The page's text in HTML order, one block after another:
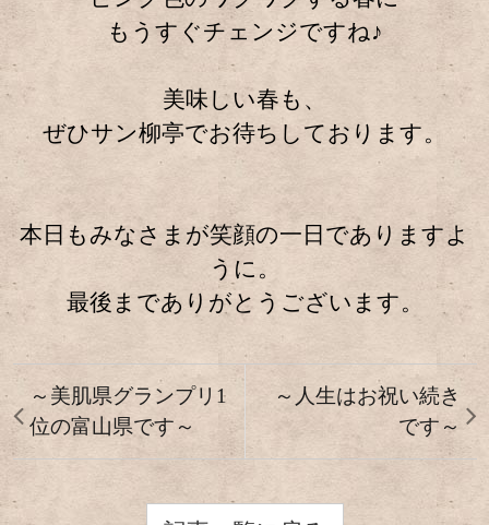
もうすぐチェンジですね♪
美味しい春も、
ぜひサン柳亭でお待ちしております。
本日もみなさまが笑顔の一日でありますよ
うに。
最後までありがとうございます。
～美肌県グランプリ1
位の富山県です～
～人生はお祝い続き
です～